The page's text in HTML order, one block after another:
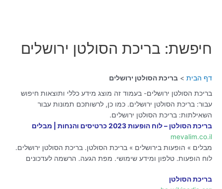
חיפשת: בריכת הסולטן ירושלים
דף הבית
בריכת הסולטן ירושלים
בריכת הסולטן ירושלים- בעמוד זה מוצג מידע כללי ותוצאות חיפוש
עבור: בריכת הסולטן ירושלים. כמו כן, לרשותכם תמונות עבור
השאילתות: בריכת הסולטן ירושלים.
בריכת הסולטן – לוח הופעות 2023 כרטיסים והנחות | מבלים
mevalim.co.il
מבלים » הופעות בירושלים » בריכת הסולטן. בריכת הסולטן ירושלים.
לוח הופעות. טלפון ומידע שימושי. מפת הגעה. הרשמה לעדכונים
בריכת הסולטן